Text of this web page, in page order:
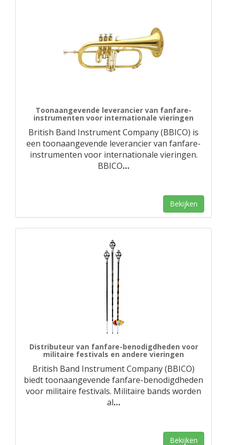
Toonaangevende leverancier van fanfare-
instrumenten voor internationale vieringen
British Band Instrument Company (BBICO) is
een toonaangevende leverancier van fanfare-
instrumenten voor internationale vieringen.
BBICO…
Bekijken
Distributeur van fanfare-benodigdheden voor
militaire festivals en andere vieringen
British Band Instrument Company (BBICO)
biedt toonaangevende fanfare-benodigdheden
voor militaire festivals. Militaire bands worden
al…
Bekijken